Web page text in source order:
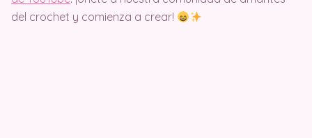
del crochet y comienza a crear!